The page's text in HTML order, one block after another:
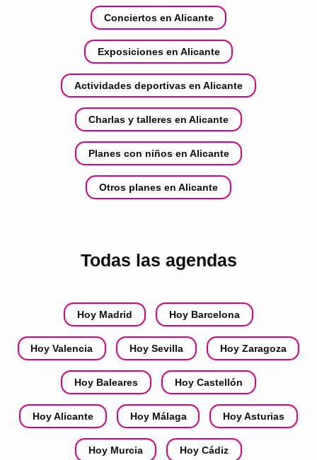
Conciertos en Alicante
Exposiciones en Alicante
Actividades deportivas en Alicante
Charlas y talleres en Alicante
Planes con niños en Alicante
Otros planes en Alicante
Todas las agendas
Hoy Madrid Hoy Barcelona
Hoy Valencia Hoy Sevilla Hoy Zaragoza
Hoy Baleares Hoy Castellón
Hoy Alicante Hoy Málaga Hoy Asturias
Hoy Murcia Hoy Cádiz